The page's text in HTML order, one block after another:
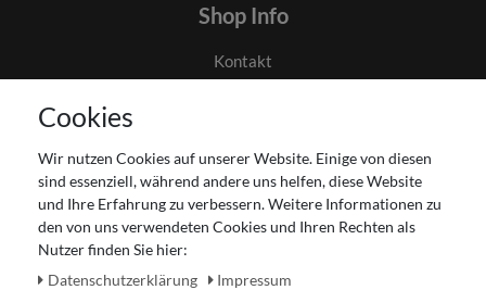
Shop Info
Kontakt
Impressum
Widerrufsrecht
Zahlung und Versand
Unser Ladengeschäft
Cookies
Wir nutzen Cookies auf unserer Website. Einige von diesen
sind essenziell, während andere uns helfen, diese Website
und Ihre Erfahrung zu verbessern. Weitere Informationen zu
den von uns verwendeten Cookies und Ihren Rechten als
Nutzer finden Sie hier:
Daten­schutz­erklärung
Impressum